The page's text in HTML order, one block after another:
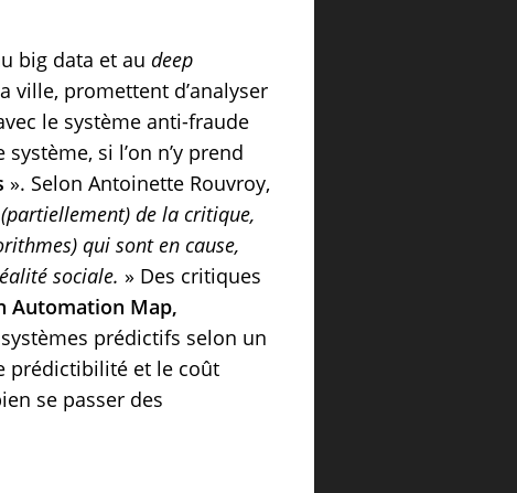
big data et au deep
ville, promettent d’analyser
le système anti-fraude
si l’on n’y prend
». Selon Antoinette Rouvroy,
de la critique,
qui sont en cause,
sociale. » Des critiques
Automation Map,
prédictifs selon un
prédictibilité et le coût
se passer des